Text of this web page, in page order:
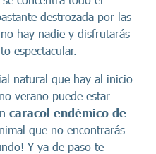
destrozada por las
hay nadie y disfrutarás
espectacular.
natural que hay al inicio
verano puede estar
caracol endémico de
que no encontrarás
Y ya de paso te